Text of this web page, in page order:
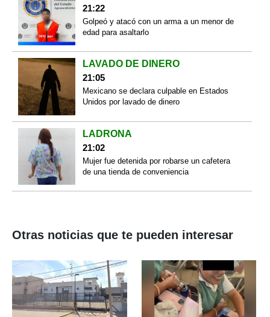
21:22
Golpeó y atacó con un arma a un menor de
edad para asaltarlo
LAVADO DE DINERO
21:05
Mexicano se declara culpable en Estados
Unidos por lavado de dinero
LADRONA
21:02
Mujer fue detenida por robarse un cafetera
de una tienda de conveniencia
Otras noticias que te pueden interesar